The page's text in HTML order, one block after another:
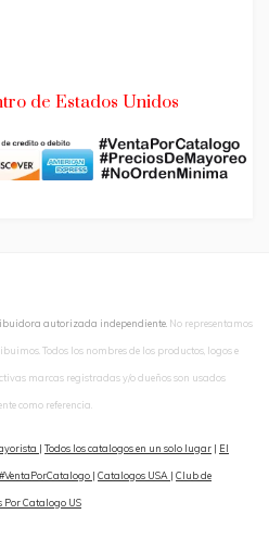
de Estados Unidos
autorizada independiente. No representamos
Todos los nombres de los productos, logos e
marcas registradas y/o dueños son usados
como referencia.
| Todos los catalogos en un solo lugar | El
#VentaPorCatalogo | Catalogos USA | Club de
Por Catalogo US